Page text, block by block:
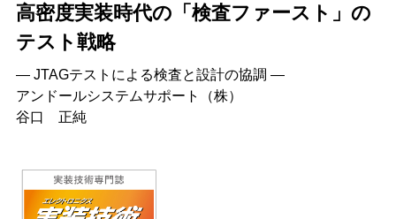
高密度実装時代の「検査ファースト」の
テスト戦略
― JTAGテストによる検査と設計の協調 ―
アンドールシステムサポート（株）
谷口 正純